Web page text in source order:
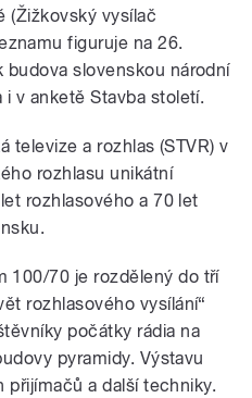
(Žižkovský vysílač
figuruje na 26.
budova slovenskou národní
i v anketě Stavba století.
televize a rozhlas (STVR) v
rozhlasu unikátní
rozhlasového a 70 let
100/70 je rozdělený do tří
rozhlasového vysílání“
počátky rádia na
pyramidy. Výstavu
a další techniky.